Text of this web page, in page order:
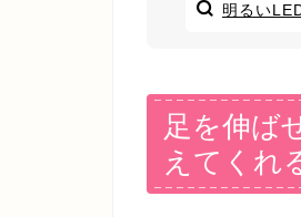
明るい
足を伸ば
えてくれ